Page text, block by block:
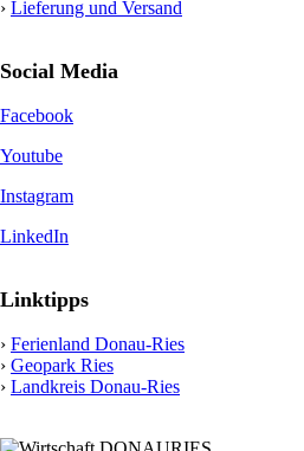
› Lieferung und Versand
Social Media
Facebook
Youtube
Instagram
LinkedIn
Linktipps
› Ferienland Donau-Ries
› Geopark Ries
› Landkreis Donau-Ries